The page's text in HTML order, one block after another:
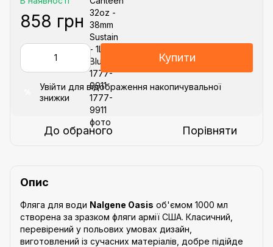
858 грн
Купити
Увійти для відображення накопичувальної
знижки
До обраного Порівняти
Опис
Фляга для води Nalgene Oasis об'ємом 1000 мл
створена за зразком фляги армії США. Класичний,
перевірений у польових умовах дизайн,
виготовлений із сучасних матеріалів, добре підійде